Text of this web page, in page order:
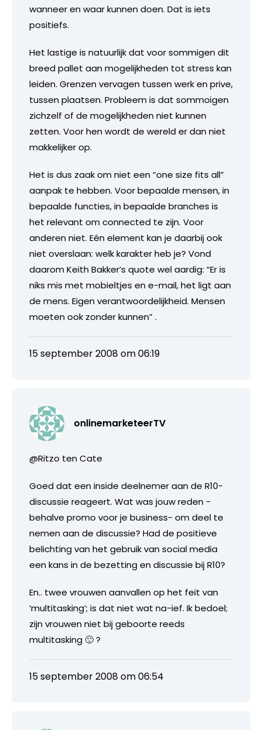
wanneer en waar kunnen doen. Dat is iets
positiefs.
Het lastige is natuurlijk dat voor sommigen dit
breed pallet aan mogelijkheden tot stress kan
leiden. Grenzen vervagen tussen werk en prive,
tussen plaatsen. Probleem is dat sommoigen
zichzelf of de mogelijkheden niet kunnen
zetten. Voor hen wordt de wereld er dan niet
makkelijker op.
Het is dus zaak om niet een “one size fits all”
aanpak te hebben. Voor bepaalde mensen, in
bepaalde functies, in bepaalde branches is
het relevant om connected te zijn. Voor
anderen niet. Eén element kan je daarbij ook
niet overslaan: welk karakter heb je? Vond
daarom Keith Bakker’s quote wel aardig: “Er is
niks mis met mobieltjes en e-mail, het ligt aan
de mens. Eigen verantwoordelijkheid. Mensen
moeten ook zonder kunnen” .
15 september 2008 om 06:19
onlinemarketeerTV
@Ritzo ten Cate
Goed dat een inside deelnemer aan de R10-
discussie reageert. Wat was jouw reden -
behalve promo voor je business- om deel te
nemen aan de discussie? Had de positieve
belichting van het gebruik van social media
een kans in de bezetting en discussie bij R10?
En.. twee vrouwen aanvallen op het feit van
‘multitasking’; is dat niet wat na-ief. Ik bedoel;
zijn vrouwen niet bij geboorte reeds
multitasking 🙂 ?
15 september 2008 om 06:54